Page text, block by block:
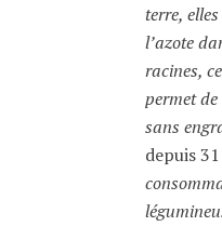
terre,
l’azote
racines,
permet
sans
depuis